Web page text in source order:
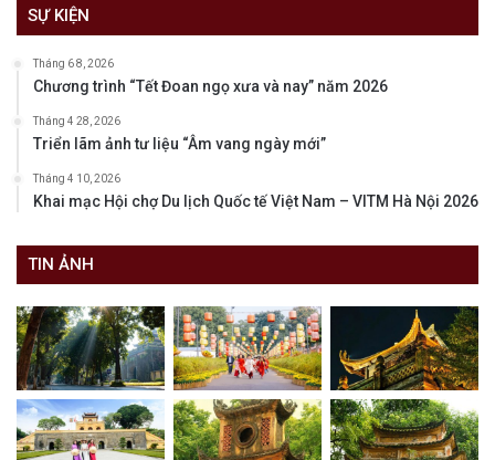
SỰ KIỆN
Tháng 6 8, 2026
Chương trình “Tết Đoan ngọ xưa và nay” năm 2026
Tháng 4 28, 2026
Triển lãm ảnh tư liệu “Âm vang ngày mới”
Tháng 4 10, 2026
Khai mạc Hội chợ Du lịch Quốc tế Việt Nam – VITM Hà Nội 2026
TIN ẢNH